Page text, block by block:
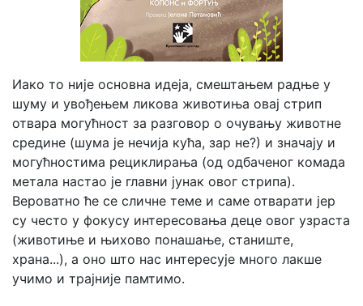
Иако то није основна идеја, смештањем радње у
шуму и увођењем ликова животиња овај стрип
отвара могућност за разговор о очувању животне
средине (шума је нечија кућа, зар не?) и значају и
могућностима рециклирања (од одбаченог комада
метала настао је главни јунак овог стрипа).
Вероватно ће се сличне теме и саме отварати јер
су често у фокусу интересовања деце овог узраста
(животиње и њихово понашање, станиште,
храна...), а оно што нас интересује много лакше
учимо и трајније памтимо.